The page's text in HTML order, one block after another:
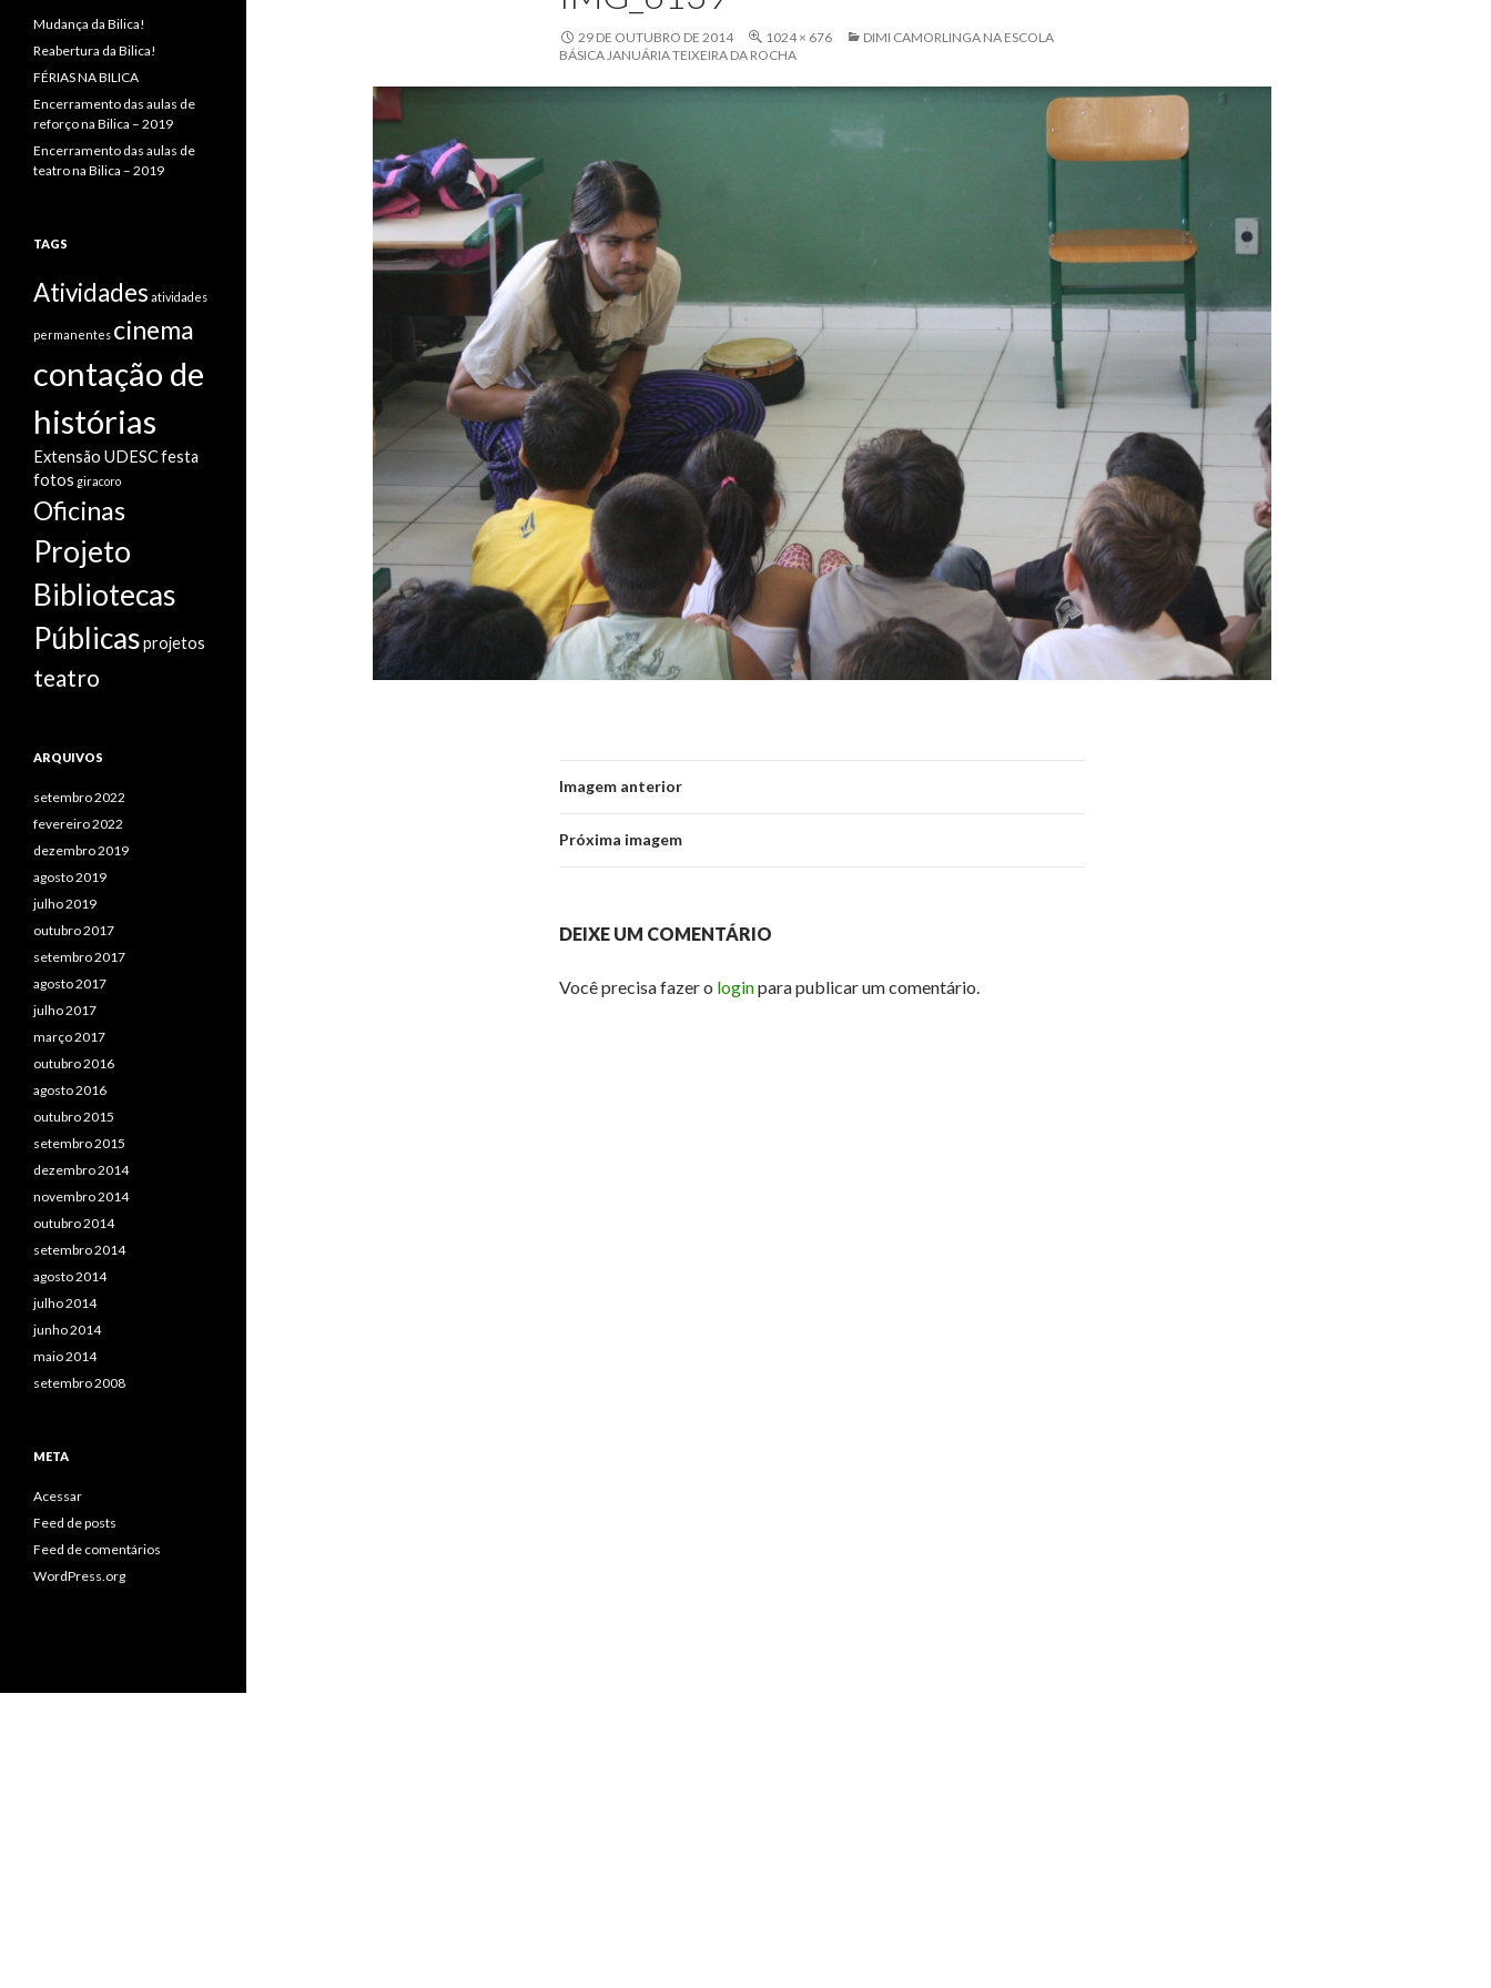
29 DE OUTUBRO DE 2014 1024 × 676
DIMI CAMORLINGA NA ESCOLA
BÁSICA JANUÁRIA TEIXEIRA DA ROCHA
Imagem anterior
Próxima imagem
DEIXE UM COMENTÁRIO
Você precisa fazer o loginpara publicar um comentário.
Mudança da Bilica!
Reabertura da Bilica!
FÉRIAS NA BILICA
Encerramento das aulas de
reforço na Bilica – 2019
Encerramento das aulas de
teatro na Bilica – 2019
TAGS
Atividades atividades
permanentes cinema
contação de
histórias
Extensão UDESCfesta
fotos giracoro
Oficinas
Projeto
Bibliotecas
Públicasprojetos
teatro
ARQUIVOS
setembro 2022
fevereiro 2022
dezembro 2019
agosto 2019
julho 2019
outubro 2017
setembro 2017
agosto 2017
julho 2017
março 2017
outubro 2016
agosto 2016
outubro 2015
setembro 2015
dezembro 2014
novembro 2014
outubro 2014
setembro 2014
agosto 2014
julho 2014
junho 2014
maio 2014
setembro 2008
META
Acessar
Feed de posts
Feed de comentários
WordPress.org